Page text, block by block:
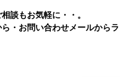
談もお気軽に・・。
・お問い合わせメールからラ